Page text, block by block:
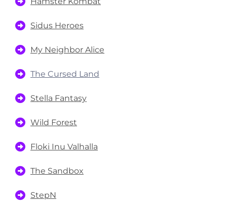
Sidus Heroes
My Neighbor Alice
The Cursed Land
Stella Fantasy
Wild Forest
Floki Inu Valhalla
The Sandbox
StepN